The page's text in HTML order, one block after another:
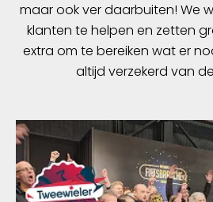
maar ook ver daarbuiten! We
klanten te helpen en zetten
extra om te bereiken wat er
altijd verzekerd van